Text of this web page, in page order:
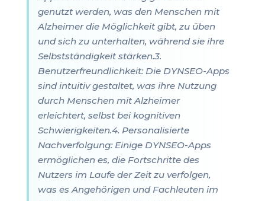
genutzt werden, was den Menschen mit
Alzheimer die Möglichkeit gibt, zu üben
und sich zu unterhalten, während sie ihre
Selbstständigkeit stärken.3.
Benutzerfreundlichkeit: Die DYNSEO-Apps
sind intuitiv gestaltet, was ihre Nutzung
durch Menschen mit Alzheimer
erleichtert, selbst bei kognitiven
Schwierigkeiten.4. Personalisierte
Nachverfolgung: Einige DYNSEO-Apps
ermöglichen es, die Fortschritte des
Nutzers im Laufe der Zeit zu verfolgen,
was es Angehörigen und Fachleuten im